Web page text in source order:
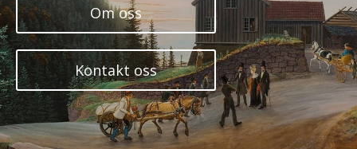
Om oss
Kontakt oss